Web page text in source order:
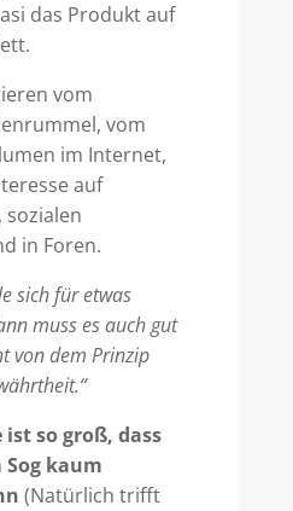
das Produkt auf
vom
vom
im Internet,
auf
in Foren.
sich für etwas
muss es auch gut
von dem Prinzip
ist so groß, dass
kaum
(Natürlich trifft